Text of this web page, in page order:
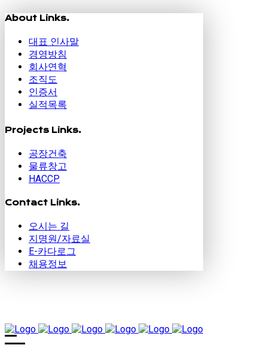
About Links.
대표 인사말
경영방침
회사연혁
조직도
인증서
실적목록
Projects Links.
공장건축
물류창고
HACCP
Contact Links.
오시는 길
지명원/자료실
E-카다로그
채용정보